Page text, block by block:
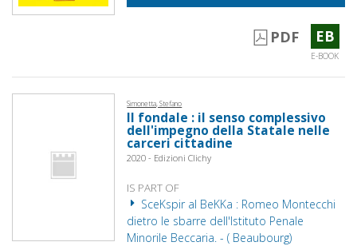
PDF EB
E-BOOK
Simonetta, Stefano
Il fondale : il senso complessivo
dell'impegno della Statale nelle
carceri cittadine
2020 - Edizioni Clichy
IS PART OF
SceKspir al BeKKa : Romeo Montecchi
dietro le sbarre dell'Istituto Penale
Minorile Beccaria. - ( Beaubourg)